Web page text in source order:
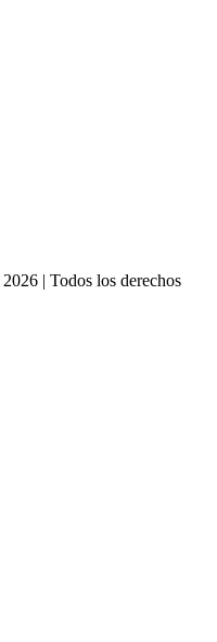
2026 |Todos los derechos